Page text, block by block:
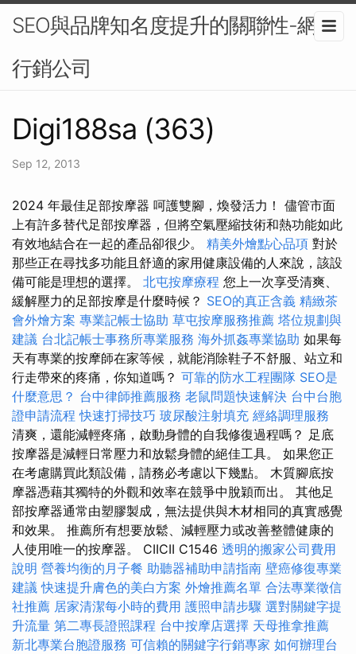
SEO與品牌知名度提升的關聯性-網路
行銷公司
Digi188sa (363)
Sep 12, 2013
2024 年最佳足部按摩器 呵護雙腳，煥發活力！ 儘管市面
上有許多替代足部按摩器，但將空氣壓縮技術和熱功能如此
有效地結合在一起的產品卻很少。 精美外燴點心品項 對於
那些正在尋找多功能且舒適的家用健康設備的人來說，該設
備可能是理想的選擇。 北屯按摩療程 您上一次享受清爽、
緩解壓力的足部按摩是什麼時候？ SEO的真正含義 精緻茶
會外燴方案 專業記帳士協助 草屯按摩服務推薦 塔位規劃與
建議 台北記帳士事務所專業服務 海外抓姦專業協助 如果每
天有專業的按摩師在家等候，就能消除鞋子不舒服、站立和
行走帶來的疼痛，你知道嗎？ 可靠的防水工程團隊 SEO是
什麼意思？ 台中律師推薦服務 老鼠問題快速解決 台中台胞
證申請流程 快速打掃技巧 玻尿酸注射填充 經絡調理服務
清爽，還能減輕疼痛，啟動身體的自我修復過程嗎？ 足底
按摩器是減輕日常壓力和放鬆身體的絕佳工具。 如果您正
在考慮購買此類設備，請務必考慮以下幾點。 木質腳底按
摩器憑藉其獨特的外觀和效率在競爭中脫穎而出。 其他足
部按摩器通常由塑膠製成，無法提供與木材相同的真實感覺
和效果。 推薦所有想要放鬆、減輕壓力或改善整體健康的
人使用唯一的按摩器。 CIICII C1546 透明的搬家公司費用
說明 營養均衡的月子餐 助聽器補助申請指南 壁癌修復專業
建議 快速提升膚色的美白方案 外燴推薦名單 合法專業徵信
社推薦 居家清潔每小時的費用 護照申請步驟 選對關鍵字提
升流量 第二專長證照課程 台中按摩店選擇 天母推拿推薦
新北專業台胞證服務 可信賴的關鍵字行銷專家 如何辦理台